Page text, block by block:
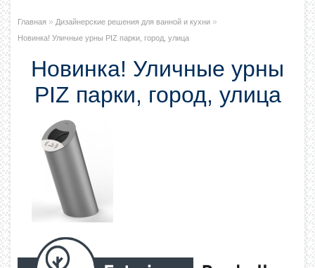
Главная » Дизайнерские решения для ванной и кухни »
Новинка! Уличные урны PIZ парки, город, улица
Новинка! Уличные урны
PIZ парки, город, улица